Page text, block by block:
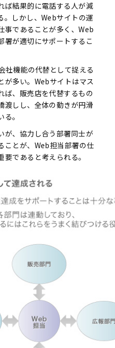
ば結果的に電話する人が減
。しかし、Webサイトの運
事であることが多く、Web
署が適切にサポートするこ
社機能の代替として捉える
が多い。Webサイトはマス
ば、販売店を代替するもの
渡しし、全体の動きが円滑
。
が、協力し合う部署同士が
ことが、Web担当部署の仕
であると考えられる。